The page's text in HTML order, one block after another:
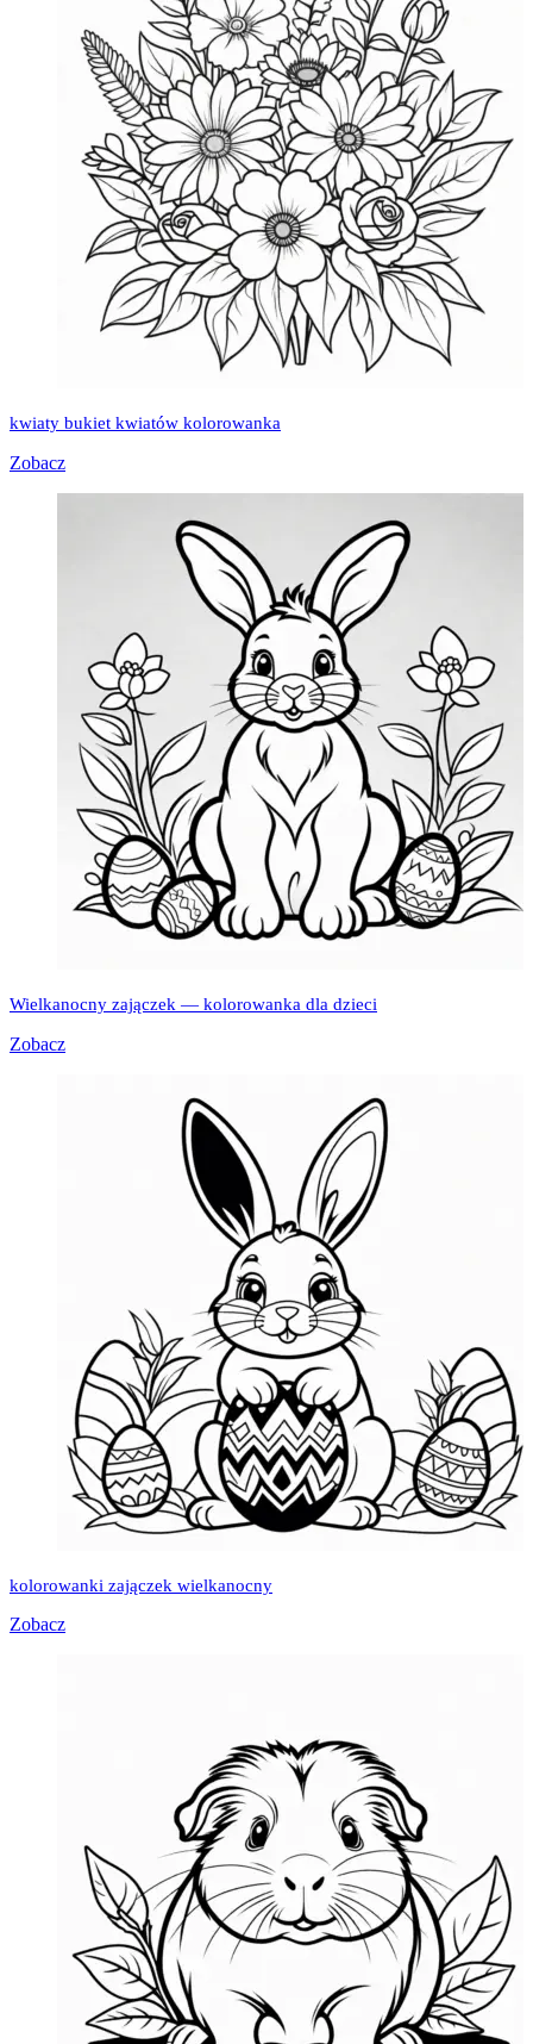
kwiaty bukiet kwiatów kolorowanka
Zobacz
Wielkanocny zajączek — kolorowanka dla dzieci
Zobacz
kolorowanki zajączek wielkanocny
Zobacz